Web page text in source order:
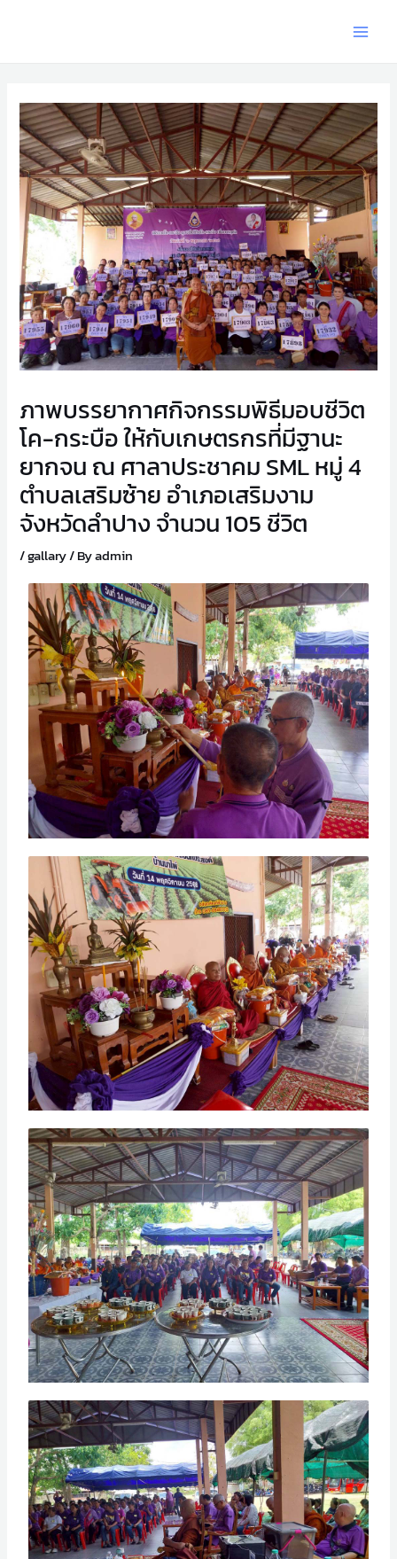
ภาพบรรยากาศกิจกรรมพิธีมอบชีวิต
โค-กระบือ ให้กับเกษตรกรที่มีฐานะ
ยากจน ณ ศาลาประชาคม SML หมู่ 4
ตำบลเสริมซ้าย อำเภอเสริมงาม
จังหวัดลำปาง จำนวน 105 ชีวิต
/gallary/ Byadmin